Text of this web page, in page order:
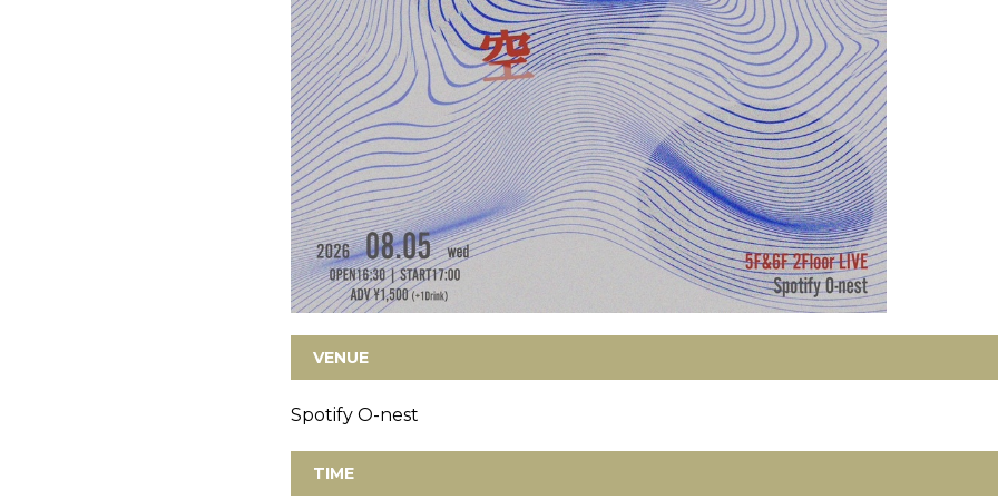
VENUE
Spotify O-nest
TIME